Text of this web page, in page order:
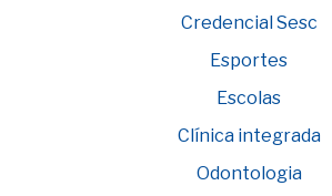
Credencial Sesc
Esportes
Escolas
Clínica integrada
Odontologia